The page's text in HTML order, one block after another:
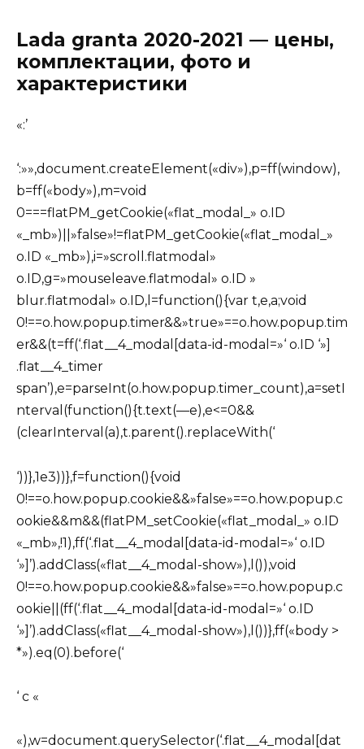
Lada granta 2020-2021 — цены,
комплектации, фото и
характеристики
«:’
‘:»»,document.createElement(«div»),p=ff(window),
b=ff(«body»),m=void
0===flatPM_getCookie(«flat_modal_» o.ID
«_mb»)||»false»!=flatPM_getCookie(«flat_modal_»
o.ID «_mb»),i=»scroll.flatmodal»
o.ID,g=»mouseleave.flatmodal» o.ID »
blur.flatmodal» o.ID,l=function(){var t,e,a;void
0!==o.how.popup.timer&&»true»==o.how.popup.tim
er&&(t=ff(‘.flat__4_modal[data-id-modal=»‘ o.ID ‘»]
.flat__4_timer
span’),e=parseInt(o.how.popup.timer_count),a=setI
nterval(function(){t.text(—e),e<=0&&
(clearInterval(a),t.parent().replaceWith(‘
‘))},1e3))},f=function(){void
0!==o.how.popup.cookie&&»false»==o.how.popup.c
ookie&&m&&(flatPM_setCookie(«flat_modal_» o.ID
«_mb»,!1),ff(‘.flat__4_modal[data-id-modal=»‘ o.ID
‘»]’).addClass(«flat__4_modal-show»),l()),void
0!==o.how.popup.cookie&&»false»==o.how.popup.c
ookie||(ff(‘.flat__4_modal[data-id-modal=»‘ o.ID
‘»]’).addClass(«flat__4_modal-show»),l())},ff(«body >
*»).eq(0).before(‘
‘ c «
«),w=document.querySelector(‘.flat__4_modal[dat